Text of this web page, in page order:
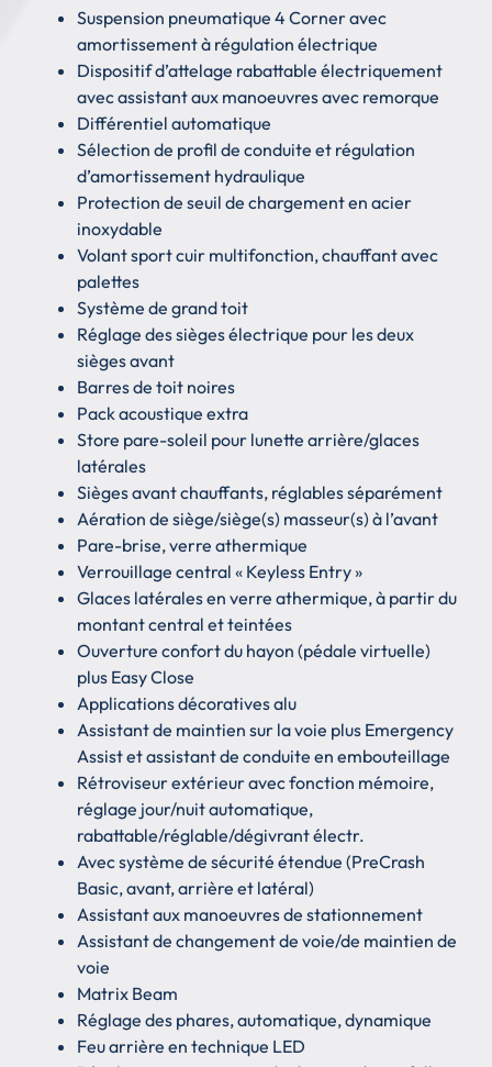
Suspension pneumatique 4 Corner avec
amortissement à régulation électrique
Dispositif d’attelage rabattable électriquement
avec assistant aux manoeuvres avec remorque
Différentiel automatique
Sélection de profil de conduite et régulation
d’amortissement hydraulique
Protection de seuil de chargement en acier
inoxydable
Volant sport cuir multifonction, chauffant avec
palettes
Système de grand toit
Réglage des sièges électrique pour les deux
sièges avant
Barres de toit noires
Pack acoustique extra
Store pare-soleil pour lunette arrière/glaces
latérales
Sièges avant chauffants, réglables séparément
Aération de siège/siège(s) masseur(s) à l’avant
Pare-brise, verre athermique
Verrouillage central « Keyless Entry »
Glaces latérales en verre athermique, à partir du
montant central et teintées
Ouverture confort du hayon (pédale virtuelle)
plus Easy Close
Applications décoratives alu
Assistant de maintien sur la voie plus Emergency
Assist et assistant de conduite en embouteillage
Rétroviseur extérieur avec fonction mémoire,
réglage jour/nuit automatique,
rabattable/réglable/dégivrant électr.
Avec système de sécurité étendue (PreCrash
Basic, avant, arrière et latéral)
Assistant aux manoeuvres de stationnement
Assistant de changement de voie/de maintien de
voie
Matrix Beam
Réglage des phares, automatique, dynamique
Feu arrière en technique LED